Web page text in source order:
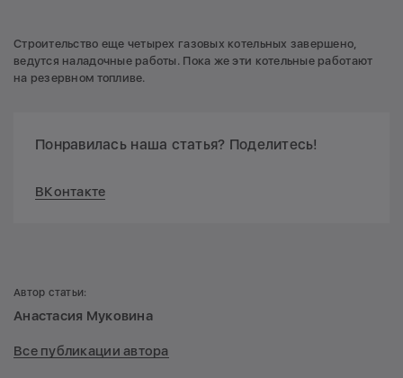
Строительство еще четырех газовых котельных завершено,
ведутся наладочные работы. Пока же эти котельные работают
на резервном топливе.
Понравилась наша статья? Поделитесь!
ВКонтакте
Автор статьи:
Анастасия Муковина
Все публикации автора